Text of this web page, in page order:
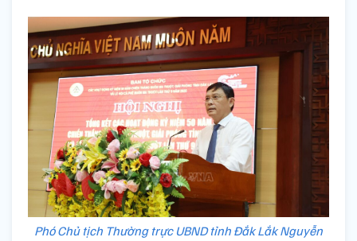
Phó Chủ tịch Thường trực UBND tỉnh Đắk Lắk Nguyễn